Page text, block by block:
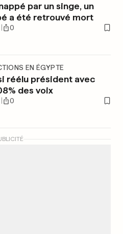
par un singe, un
a été retrouvé mort
0
EN ÉGYPTE
réélu président avec
des voix
0